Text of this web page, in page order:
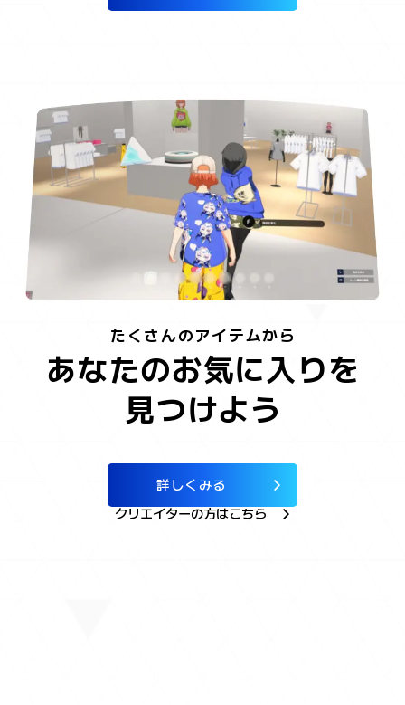
たくさんのアイテムから
あなたのお気に入りを
見つけよう
詳しくみる
クリエイターの方はこちら